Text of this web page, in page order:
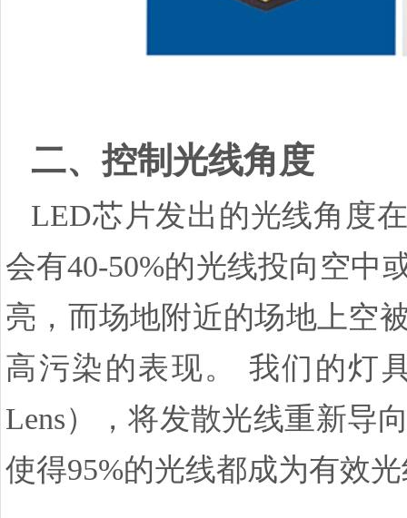
二、控制光线角度
LED芯片发出的光线角度
会有40-50%的光线投向空中
亮，而场地附近的场地上空
高污染的表现。
我们的灯
Lens），将发散光线重新导
使得95%的光线都成为有效